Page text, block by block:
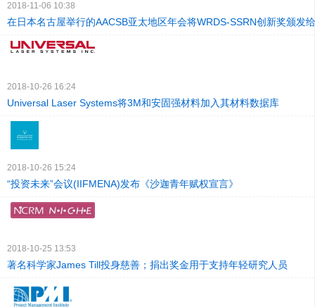
2018-11-06 10:38
在日本名古屋举行的AACSB亚太地区年会将WRDS-SSRN创新奖颁发
2018-10-26 16:24
Universal Laser Systems将3M和安固强材料加入其材料数据库
2018-10-26 15:24
“投资未来”会议(IIFMENA)发布《沙迦青年赋权宣言》
2018-10-25 13:53
著名科学家James Till投身慈善；捐出奖金用于支持年轻研究人员